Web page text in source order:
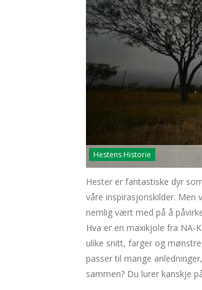
Hestens Historie
Hester er fantastiske dyr
våre inspirasjonskilder. Men
nemlig vært med på å
Hva er en maxikjole fra NA-
ulike snitt, farger og
passer til mange
sammen? Du lurer kanskje